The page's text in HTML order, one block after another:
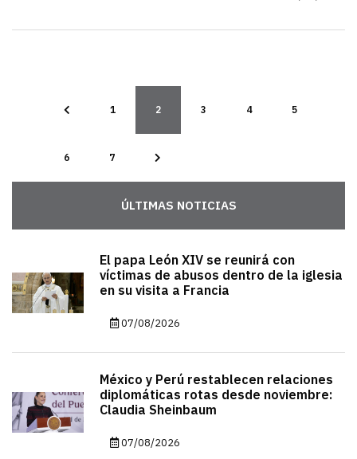
1 2 3 4 5
6 7
ÚLTIMAS NOTICIAS
El papa León XIV se reunirá con
víctimas de abusos dentro de la iglesia
en su visita a Francia
07/08/2026
México y Perú restablecen relaciones
diplomáticas rotas desde noviembre:
Claudia Sheinbaum
07/08/2026